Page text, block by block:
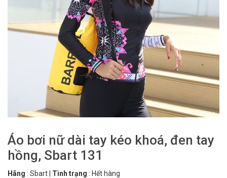
Áo bơi nữ dài tay kéo khoá, đen tay
hồng, Sbart 131
Hãng : Sbart Tình trạng : Hết hàng